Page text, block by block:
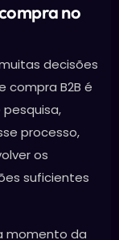
no
decisões
compra B2B é
processo,
os
suficientes
momento da